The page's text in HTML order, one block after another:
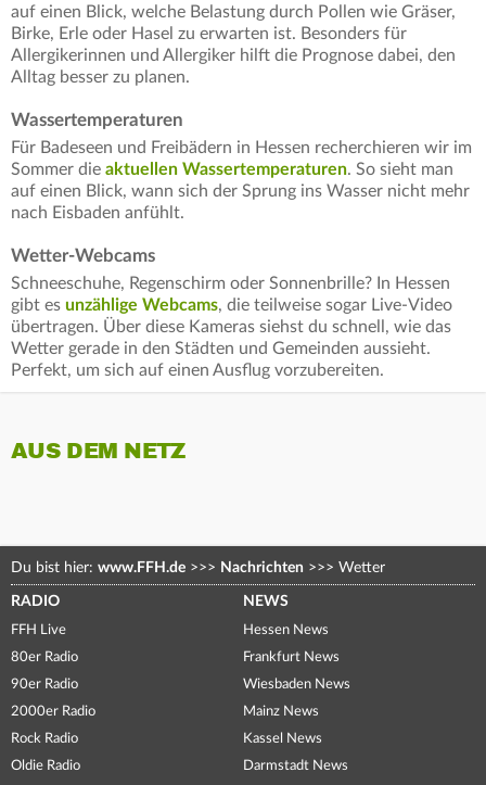
auf einen Blick, welche Belastung durch Pollen wie Gräser,
Birke, Erle oder Hasel zu erwarten ist. Besonders für
Allergikerinnen und Allergiker hilft die Prognose dabei, den
Alltag besser zu planen.
Wassertemperaturen
Für Badeseen und Freibädern in Hessen recherchieren wir im
Sommer die aktuellen Wassertemperaturen. So sieht man
auf einen Blick, wann sich der Sprung ins Wasser nicht mehr
nach Eisbaden anfühlt.
Wetter-Webcams
Schneeschuhe, Regenschirm oder Sonnenbrille? In Hessen
gibt es unzählige Webcams, die teilweise sogar Live-Video
übertragen. Über diese Kameras siehst du schnell, wie das
Wetter gerade in den Städten und Gemeinden aussieht.
Perfekt, um sich auf einen Ausflug vorzubereiten.
AUS DEM NETZ
Du bist hier: www.FFH.de >>> Nachrichten >>> Wetter
RADIO
FFH Live
80er Radio
90er Radio
2000er Radio
Rock Radio
Oldie Radio
NEWS
Hessen News
Frankfurt News
Wiesbaden News
Mainz News
Kassel News
Darmstadt News